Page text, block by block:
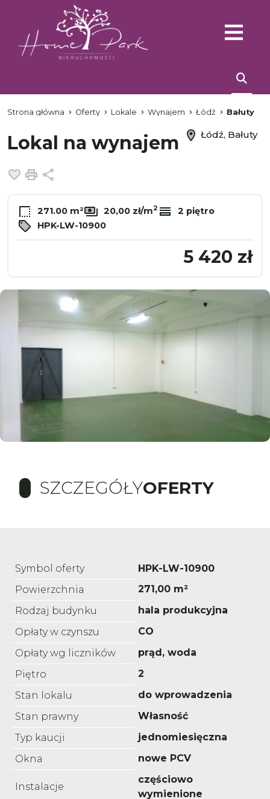
Strona główna Oferty Lokale Wynajem Łódź Bałuty
Lokal na wynajem Łódź, Bałuty
Dodaj do ulubionych
Drukuj
271.00 m² 20,00 zł/m2
2 piętro
HPK-LW-10900
5 420 zł
SZCZEGÓŁYOFERTY
Symbol oferty
HPK-LW-10900
Powierzchnia
271,00 m²
Rodzaj budynku
hala produkcyjna
Opłaty w czynszu
CO
Opłaty wg liczników
prąd, woda
Piętro
2
Stan lokalu
do wprowadzenia
Stan prawny
Własność
Typ kaucji
jednomiesięczna
Okna
nowe PCV
Instalacje
częściowo
wymienione